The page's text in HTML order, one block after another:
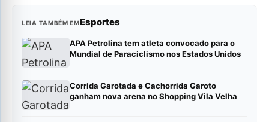
LEIA TAMBÉM EMEsportes
APA Petrolina tem atleta convocado para o
Mundial de Paraciclismo nos Estados Unidos
Corrida Garotada e Cachorrida Garoto
ganham nova arena no Shopping Vila Velha